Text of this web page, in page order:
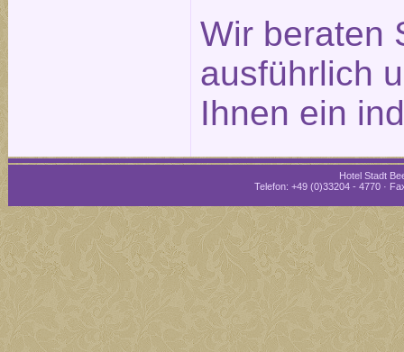
Wir beraten
ausführlich
Ihnen ein
Hotel Stadt
Telefon: +49 (0)33204 - 4770 ·